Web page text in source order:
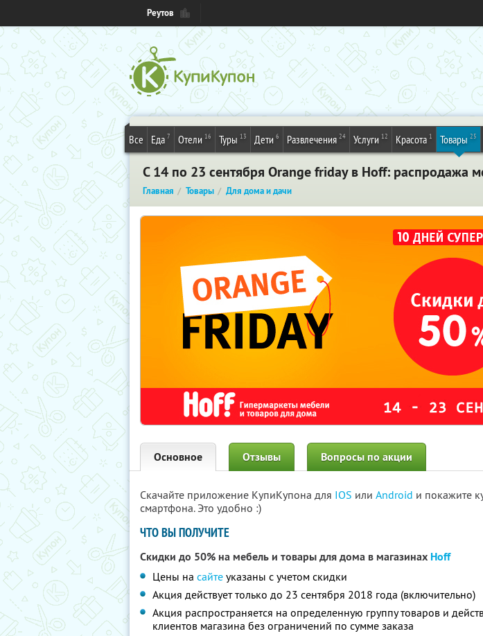
Реутов
Все Еда 7 Отели 16 Туры 13 Дети 6 Развлечения 24 Услуги 12 Красота 1 Товары 25
С 14 по 23 сентября Orange friday в Hoff: распродажа
Главная Товары Для дома и дачи
Основное Отзывы Вопросы по акции
Скачайте приложение КупиКупона для IOS или Android и покажите
смартфона. Это удобно :)
ЧТО ВЫ ПОЛУЧИТЕ
Скидки до 50% на мебель и товары для дома в магазинах Hoff
Цены на сайте указаны с учетом скидки
Акция действует только до 23 сентября 2018 года (включительно)
Акция распространяется на определенную группу товаров и
клиентов магазина без ограничений по сумме заказа